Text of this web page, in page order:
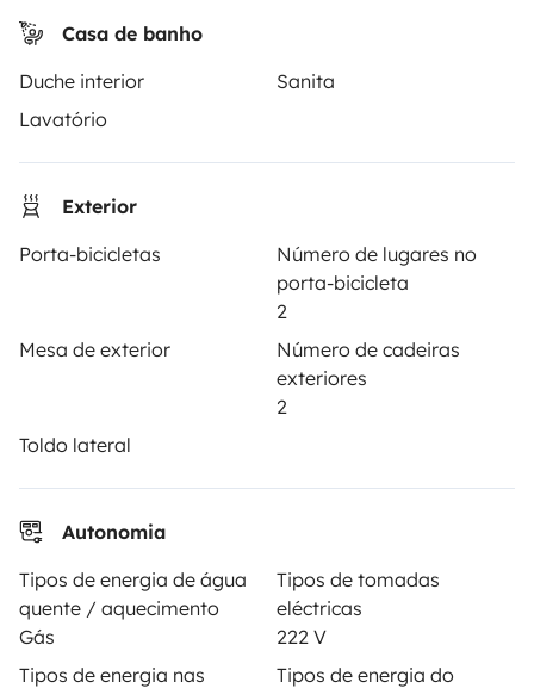
Casa de banho
Duche interior
Sanita
Lavatório
Exterior
Porta-bicicletas
Número de lugares no
porta-bicicleta
2
Mesa de exterior
Número de cadeiras
exteriores
2
Toldo lateral
Autonomia
Tipos de energia de água
quente / aquecimento
Gás
Tipos de tomadas
eléctricas
222 V
Tipos de energia nas
Tipos de energia do
PROPRIETÁRIOS
Criar um anúncio
Seguro de aluguer
Ajuda proprietário
Modos de pagamento seguros
Pagamento em prestações